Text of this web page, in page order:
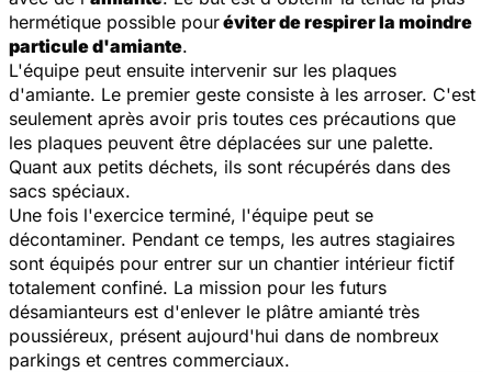
hermétique possible pouréviter de respirer la moindre
particule d'amiante.
L'équipe peut ensuite intervenir sur les plaques
d'amiante. Le premier geste consiste à les arroser. C'est
seulement après avoir pris toutes ces précautions que
les plaques peuvent être déplacées sur une palette.
Quant aux petits déchets, ils sont récupérés dans des
sacs spéciaux.
Une fois l'exercice terminé, l'équipe peut se
décontaminer. Pendant ce temps, les autres stagiaires
sont équipés pour entrer sur un chantier intérieur fictif
totalement confiné. La mission pour les futurs
désamianteurs est d'enlever le plâtre amianté très
poussiéreux, présent aujourd'hui dans de nombreux
parkings et centres commerciaux.